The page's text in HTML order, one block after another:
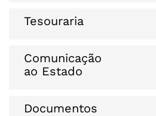
Tesouraria
Comunicação
ao Estado
Documentos